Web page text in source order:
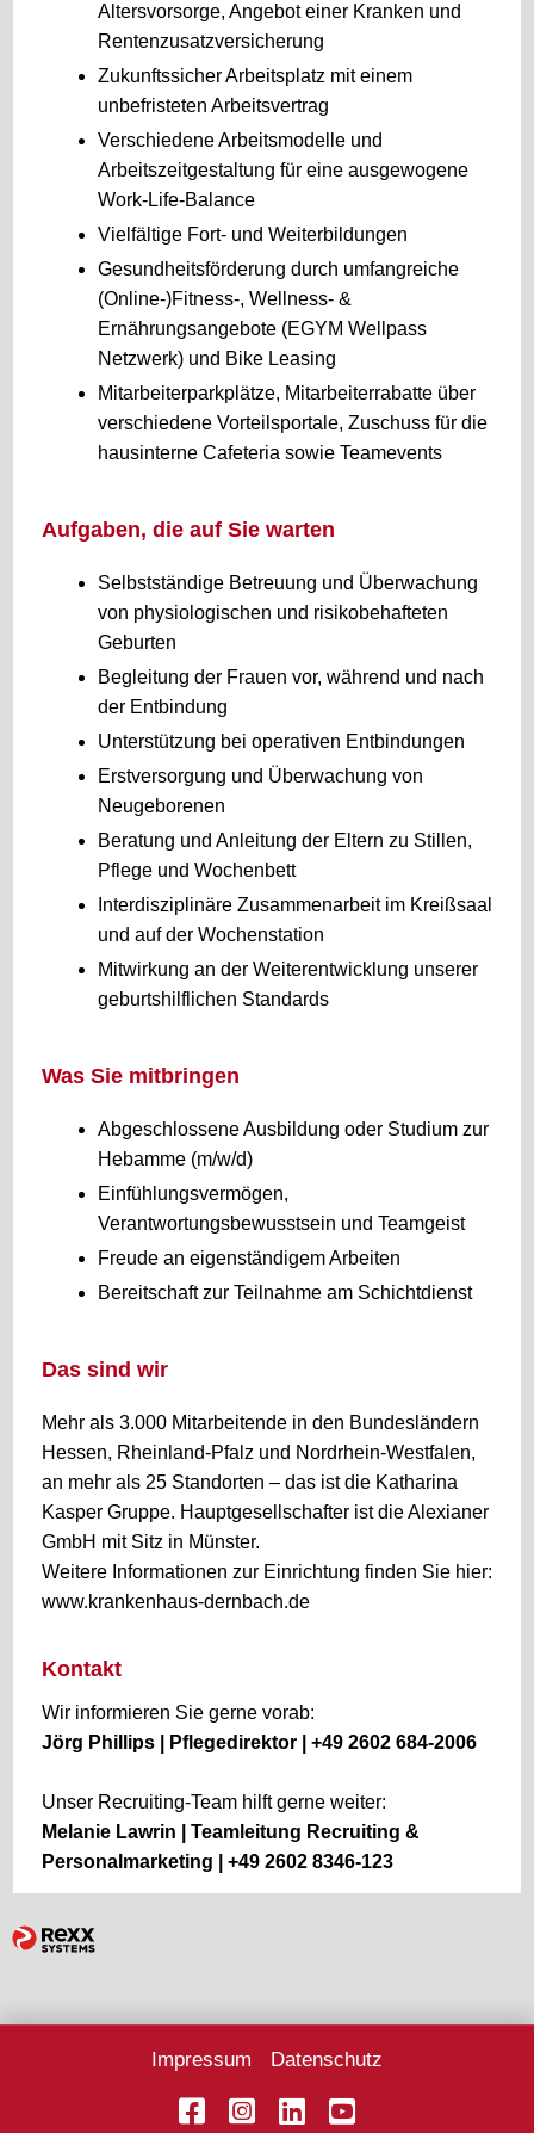
Altersvorsorge, Angebot einer Kranken und
Rentenzusatzversicherung
Zukunftssicher Arbeitsplatz mit einem
unbefristeten Arbeitsvertrag
Verschiedene Arbeitsmodelle und
Arbeitszeitgestaltung für eine ausgewogene
Work-Life-Balance
Vielfältige Fort- und Weiterbildungen
Gesundheitsförderung durch umfangreiche
(Online-)Fitness-, Wellness- &
Ernährungsangebote (EGYM Wellpass
Netzwerk) und Bike Leasing
Mitarbeiterparkplätze, Mitarbeiterrabatte über
verschiedene Vorteilsportale, Zuschuss für die
hausinterne Cafeteria sowie Teamevents
Aufgaben, die auf Sie warten
Selbstständige Betreuung und Überwachung
von physiologischen und risikobehafteten
Geburten
Begleitung der Frauen vor, während und nach
der Entbindung
Unterstützung bei operativen Entbindungen
Erstversorgung und Überwachung von
Neugeborenen
Beratung und Anleitung der Eltern zu Stillen,
Pflege und Wochenbett
Interdisziplinäre Zusammenarbeit im Kreißsaal
und auf der Wochenstation
Mitwirkung an der Weiterentwicklung unserer
geburtshilflichen Standards
Was Sie mitbringen
Abgeschlossene Ausbildung oder Studium zur
Hebamme (m/w/d)
Einfühlungsvermögen,
Verantwortungsbewusstsein und Teamgeist
Freude an eigenständigem Arbeiten
Bereitschaft zur Teilnahme am Schichtdienst
Das sind wir
Mehr als 3.000 Mitarbeitende in den Bundesländern
Hessen, Rheinland-Pfalz und Nordrhein-Westfalen,
an mehr als 25 Standorten – das ist die Katharina
Kasper Gruppe. Hauptgesellschafter ist die Alexianer
GmbH mit Sitz in Münster.
Weitere Informationen zur Einrichtung finden Sie hier:
www.krankenhaus-dernbach.de
Kontakt
Wir informieren Sie gerne vorab:
Jörg Phillips | Pflegedirektor | +49 2602 684-2006
Unser Recruiting-Team hilft gerne weiter:
Melanie Lawrin | Teamleitung Recruiting &
Personalmarketing | +49 2602 8346-123
Impressum Datenschutz